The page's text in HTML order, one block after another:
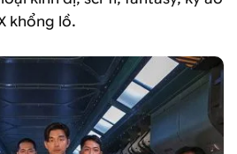
khổng lồ.